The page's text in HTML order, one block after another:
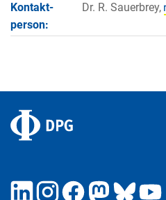
Kontakt­
person:
Dr. R. Sauerbrey,